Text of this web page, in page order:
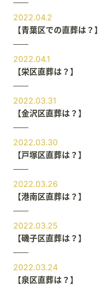
2022.04.2
【青葉区での直葬は？】
2022.04.1
【栄区直葬は？】
2022.03.31
【金沢区直葬は？】
2022.03.30
【戸塚区直葬は？】
2022.03.26
【港南区直葬は？】
2022.03.25
【磯子区直葬は？】
2022.03.24
【泉区直葬は？】